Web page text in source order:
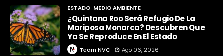
ESTADO MEDIO AMBIENTE
¿Quintana Roo Será Refugio De La
Mariposa Monarca? Descubren Que
Ya Se Reproduce En El Estado
Team NVC Ago 06, 2026